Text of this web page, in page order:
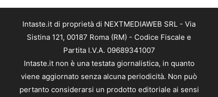
Intaste.it di proprietà di NEXTMEDIAWEB SRL - Via
Sistina 121, 00187 Roma (RM) - Codice Fiscale e
Partita I.V.A. 09689341007
Intaste.it non è una testata giornalistica, in quanto
viene aggiornato senza alcuna periodicità. Non può
pertanto considerarsi un prodotto editoriale ai sensi